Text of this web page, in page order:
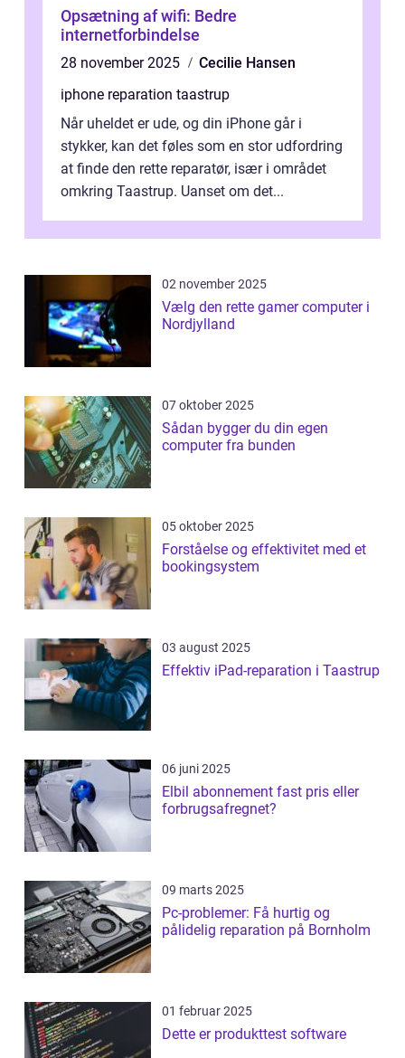
Opsætning af wifi: Bedre
internetforbindelse
28 november 2025
Cecilie Hansen
iphone reparation taastrup
Når uheldet er ude, og din iPhone går i
stykker, kan det føles som en stor udfordring
at finde den rette reparatør, især i området
omkring Taastrup. Uanset om det...
02 november 2025
Vælg den rette gamer computer i
Nordjylland
07 oktober 2025
Sådan bygger du din egen
computer fra bunden
05 oktober 2025
Forståelse og effektivitet med et
bookingsystem
03 august 2025
Effektiv iPad-reparation i Taastrup
06 juni 2025
Elbil abonnement fast pris eller
forbrugsafregnet?
09 marts 2025
Pc-problemer: Få hurtig og
pålidelig reparation på Bornholm
01 februar 2025
Dette er produkttest software